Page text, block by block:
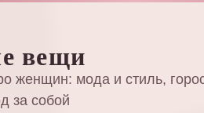
вещи
женщин: мода и стиль,
за собой